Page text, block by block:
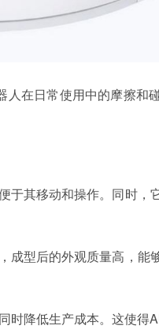
在日常使用中的摩擦和
于其移动和操作。同时，
成型后的外观质量高，能
时降低生产成本。这使得